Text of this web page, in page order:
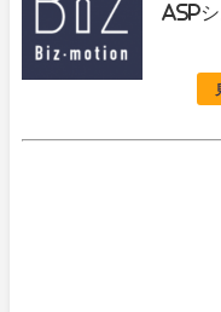
ASPシ